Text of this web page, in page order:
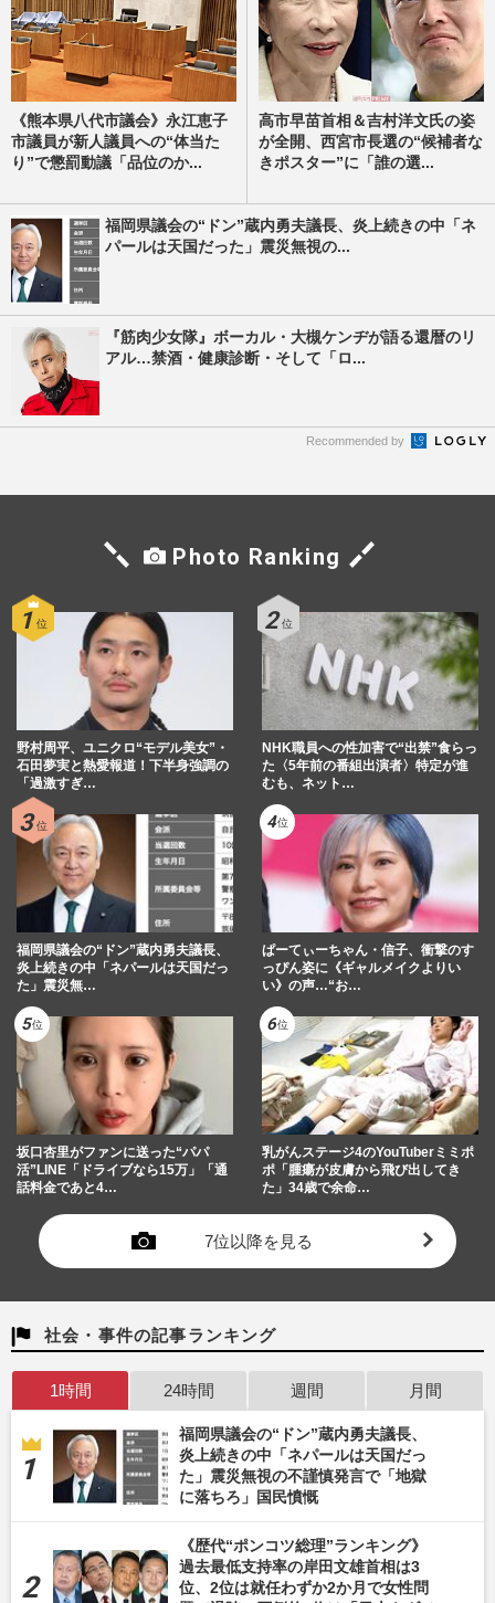
《熊本県八代市議会》永江恵子
市議員が新人議員への“体当た
り”で懲罰動議「品位のか...
高市早苗首相＆吉村洋文氏の姿
が全開、西宮市長選の“候補者な
きポスター”に「誰の選...
福岡県議会の“ドン”蔵内勇夫議長、炎上続きの中「ネ
パールは天国だった」震災無視の...
『筋肉少女隊』ボーカル・大槻ケンヂが語る還暦のリ
アル…禁酒・健康診断・そして「ロ...
Recommended by
Photo Ranking
野村周平、ユニクロ“モデル美女”・
石田夢実と熱愛報道！下半身強調の
「過激すぎ…
NHK職員への性加害で“出禁”食らっ
た〈5年前の番組出演者〉特定が進
むも、ネット…
福岡県議会の“ドン”蔵内勇夫議長、
炎上続きの中「ネパールは天国だっ
た」震災無…
ぱーてぃーちゃん・信子、衝撃のす
っぴん姿に《ギャルメイクよりい
い》の声…“お…
坂口杏里がファンに送った“パパ
活”LINE「ドライブなら15万」「通
話料金であと4…
乳がんステージ4のYouTuberミミポ
ポ「腫瘍が皮膚から飛び出してき
た」34歳で余命…
7位以降を見る
社会・事件の記事ランキング
1時間 24時間 週間 月間
福岡県議会の“ドン”蔵内勇夫議長、
炎上続きの中「ネパールは天国だっ
た」震災無視の不謹慎発言で「地獄
に落ちろ」国民憤慨
《歴代“ポンコツ総理”ランキング》
過去最低支持率の岸田文雄首相は3
位、2位は就任わずか2か月で女性問